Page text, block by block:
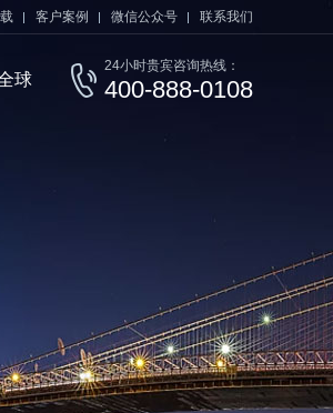
客户案例 微信公众号 联系我们
24小时贵宾咨询热线：
400-888-0108
球